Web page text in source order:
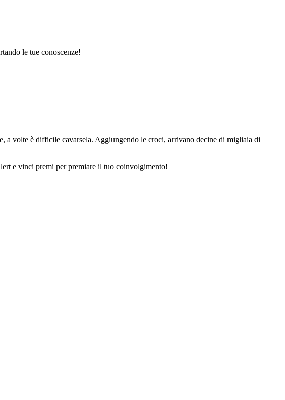
le tue conoscenze!
a volte è difficile cavarsela. Aggiungendo le croci, arrivano decine di migliaia di
e vinci premi per premiare il tuo coinvolgimento!